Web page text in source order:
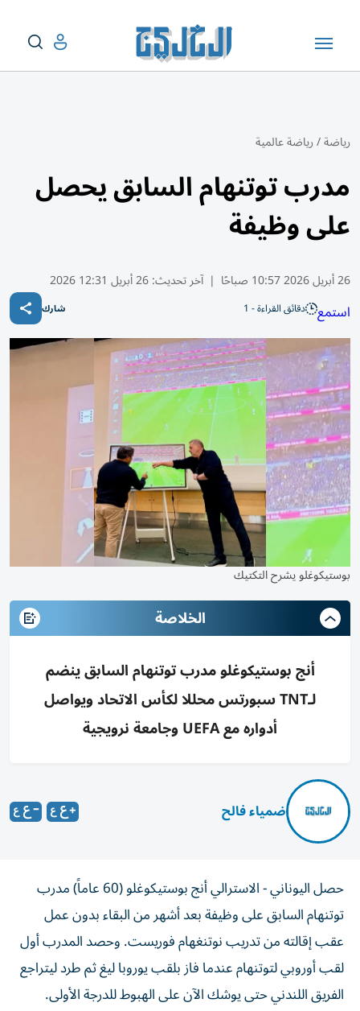
رياضة/رياضة عالمية
مدرب توتنهام السابق يحصل
على وظيفة
26 أبريل 2026 10:57 صباحًا | آخر تحديث:26 أبريل 12:31 2026
استمع دقائق القراءة - 1 شارك
بوستيكوغلو يشرح التكتيك
الخلاصة
أنج بوستيكوغلو مدرب توتنهام السابق ينضم
لـTNT سبورتس محللا لكأس الاتحاد ويواصل
أدواره مع UEFA وجامعة نرويجية
ضمياء فالح
حصل اليوناني - الاسترالي أنج بوستيكوغلو (60 عاماً) مدرب
توتنهام السابق على وظيفة بعد أشهر من البقاء بدون عمل
عقب إقالته من تدريب نوتنغهام فوريست. وحصد المدرب أول
لقب أوروبي لتوتنهام عندما فاز بلقب يوروبا ليغ ثم طرد ليتراجع
الفريق اللندني حتى يوشك الآن على الهبوط للدرجة الأولى.